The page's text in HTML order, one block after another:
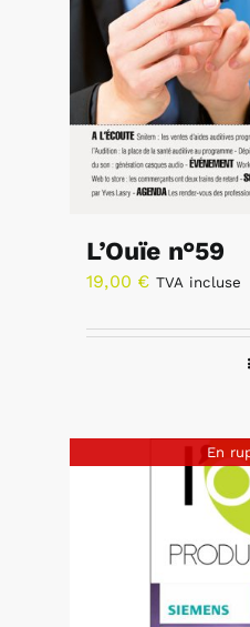
L’Ouïe n°59
19,00 € TVA incluse
En